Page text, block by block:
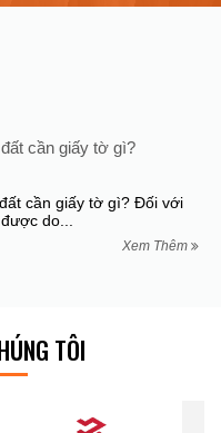
cần giấy tờ gì?
cần giấy tờ gì? Đối với
do...
Xem Thêm
TÔI